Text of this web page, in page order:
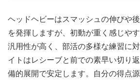
ヘッドヘビーはスマッシュの伸びや
を発揮しますが、初動が重く感じや
汎用性が高く、部活の多様な練習に
イトはレシーブと前での素早い切り
備的展開で安定します。自分の得点